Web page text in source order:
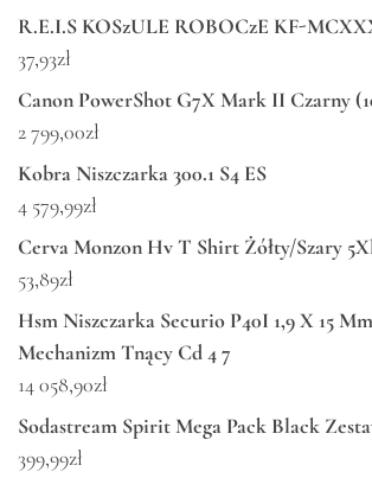
R.E.I.S KOSzULE ROBOCzE KF-
37,93zł
Canon PowerShot G7X Mark II Czarny
2 799,00zł
Kobra Niszczarka 300.1 S4 ES
4 579,99zł
Cerva Monzon Hv T Shirt Żółty/Szary
53,89zł
Hsm Niszczarka Securio P40I 1,9 X 15
Mechanizm Tnący Cd 4 7
14 058,90zł
Sodastream Spirit Mega Pack Black
399,99zł